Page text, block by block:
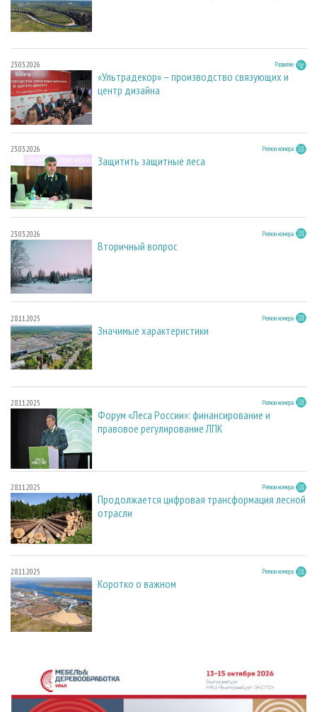
23.03.2026 Развитие
«Ультрадекор» – производство связующих и
центр дизайна
23.03.2026 Регион номера
Защитить защитные леса
23.03.2026 Регион номера
Вторичный вопрос
28.11.2025 Регион номера
Значимые характеристики
28.11.2025 Регион номера
Форум «Леса России»: финансирование и
правовое регулирование ЛПК
28.11.2025 Регион номера
Продолжается цифровая трансформация лесной
отрасли
28.11.2025 Регион номера
Коротко о важном